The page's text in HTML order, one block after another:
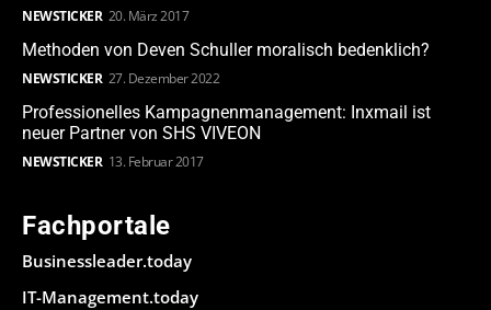
NEWSTICKER 20. März 2017
Methoden von Deven Schuller moralisch bedenklich?
NEWSTICKER 27. Dezember 2022
Professionelles Kampagnenmanagement: Inxmail ist
neuer Partner von SHS VIVEON
NEWSTICKER 13. Februar 2017
Fachportale
Businessleader.today
IT-Management.today